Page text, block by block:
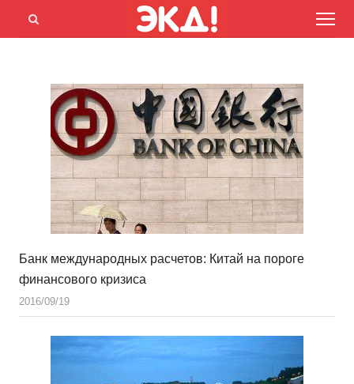
Menu
Открыть
Банк международных расчетов: Китай на пороге
финансового кризиса
2016/09/19